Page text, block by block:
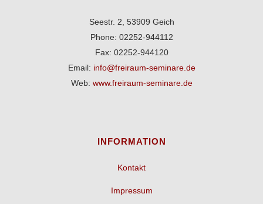
Seestr. 2, 53909 Geich
Phone: 02252-944112
Fax: 02252-944120
Email: info@freiraum-seminare.de
Web: www.freiraum-seminare.de
INFORMATION
Kontakt
Impressum